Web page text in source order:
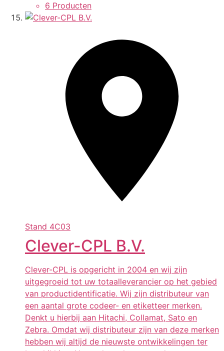
6 Producten
Stand 4C03
Clever-CPL B.V.
Clever-CPL is opgericht in 2004 en wij zijn
uitgegroeid tot uw totaalleverancier op het gebied
van productidentificatie. Wij zijn distributeur van
een aantal grote codeer- en etiketteer merken.
Denkt u hierbij aan Hitachi, Collamat, Sato en
Zebra. Omdat wij distributeur zijn van deze merken
hebben wij altijd de nieuwste ontwikkelingen ter